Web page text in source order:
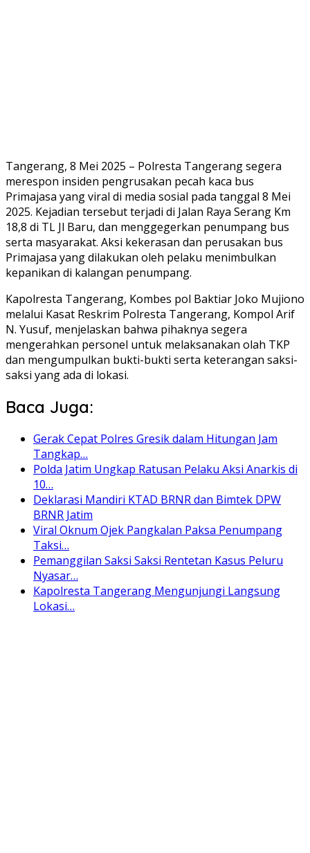
Tangerang, 8 Mei 2025 – Polresta Tangerang segera
merespon insiden pengrusakan pecah kaca bus
Primajasa yang viral di media sosial pada tanggal 8 Mei
2025. Kejadian tersebut terjadi di Jalan Raya Serang Km
18,8 di TL Jl Baru, dan menggegerkan penumpang bus
serta masyarakat. Aksi kekerasan dan perusakan bus
Primajasa yang dilakukan oleh pelaku menimbulkan
kepanikan di kalangan penumpang.
Kapolresta Tangerang, Kombes pol Baktiar Joko Mujiono
melalui Kasat Reskrim Polresta Tangerang, Kompol Arif
N. Yusuf, menjelaskan bahwa pihaknya segera
mengerahkan personel untuk melaksanakan olah TKP
dan mengumpulkan bukti-bukti serta keterangan saksi-
saksi yang ada di lokasi.
Baca Juga:
Gerak Cepat Polres Gresik dalam Hitungan Jam
Tangkap…
Polda Jatim Ungkap Ratusan Pelaku Aksi Anarkis di
10…
Deklarasi Mandiri KTAD BRNR dan Bimtek DPW
BRNR Jatim
Viral Oknum Ojek Pangkalan Paksa Penumpang
Taksi…
Pemanggilan Saksi Saksi Rentetan Kasus Peluru
Nyasar…
Kapolresta Tangerang Mengunjungi Langsung
Lokasi…